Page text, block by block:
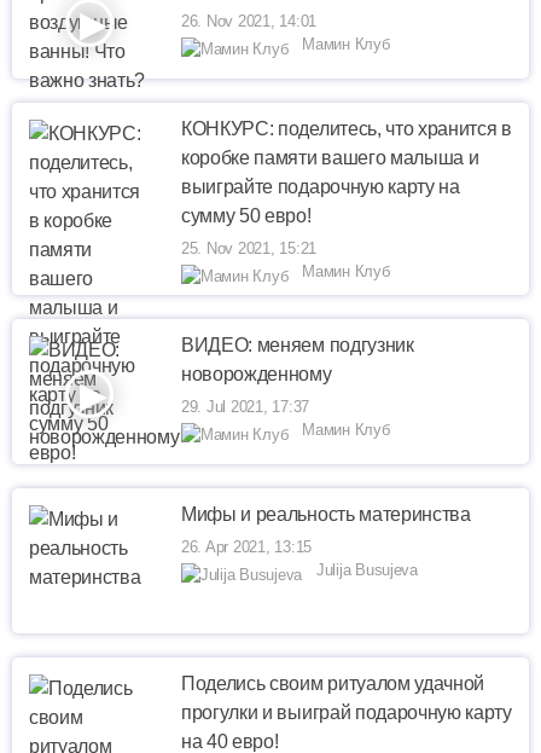
26. Nov 2021, 14:01
Мамин Клуб
КОНКУРС: поделитесь, что хранится в
коробке памяти вашего малыша и
выиграйте подарочную карту на
сумму 50 евро!
25. Nov 2021, 15:21
Мамин Клуб
ВИДЕО: меняем подгузник
новорожденному
29. Jul 2021, 17:37
Мамин Клуб
Мифы и реальность материнства
26. Apr 2021, 13:15
Julija Busujeva
Поделись своим ритуалом удачной
прогулки и выиграй подарочную карту
на 40 евро!